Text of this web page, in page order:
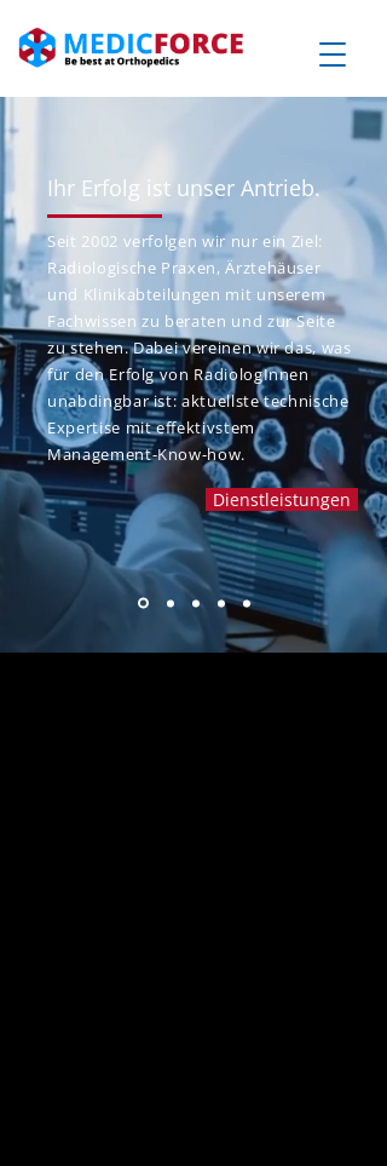
Ihr Erfolg ist unser Antrieb.
Seit 2002 verfolgen wir nur ein Ziel:
Radiologische Praxen, Ärztehäuser
und Klinikabteilungen mit unserem
Fachwissen zu beraten und zur Seite
zu stehen. Dabei vereinen wir das, was
für den Erfolg von RadiologInnen
unabdingbar ist: aktuellste technische
Expertise mit effektivstem
Management-Know-how.
Dienstleistungen